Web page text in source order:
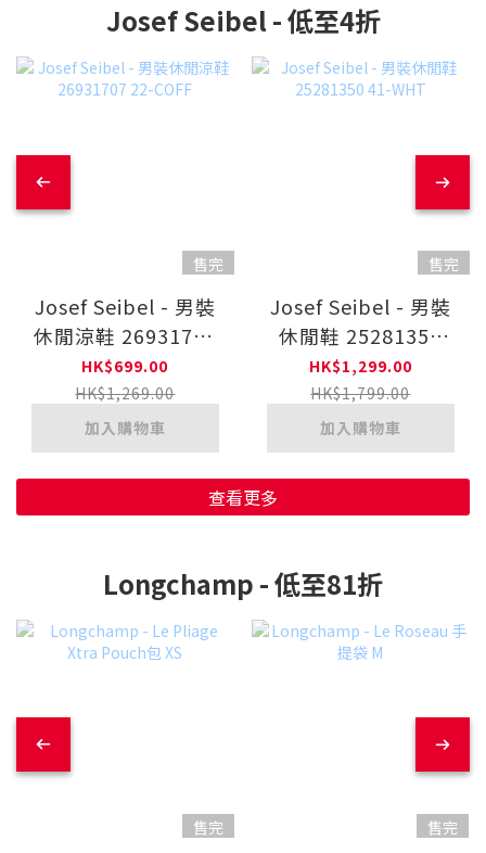
Josef Seibel - 低至4折
售完
Josef Seibel - 男裝
休閒涼鞋 26931707
22-COFF
HK$699.00
HK$1,269.00
加入購物車
售完
Josef Seibel - 男裝
休閒鞋 25281350
41-WHT
HK$1,299.00
HK$1,799.00
加入購物車
查看更多
Longchamp - 低至81折
售完 售完